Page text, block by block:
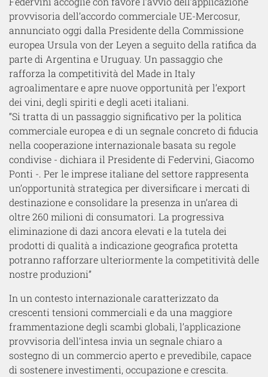
provvisoria dell’accordo commerciale UE-Mercosur,
annunciato oggi dalla Presidente della Commissione
europea Ursula von der Leyen a seguito della ratifica da
parte di Argentina e Uruguay. Un passaggio che
rafforza la competitività del Made in Italy
agroalimentare e apre nuove opportunità per l’export
dei vini, degli spiriti e degli aceti italiani.
“Si tratta di un passaggio significativo per la politica
commerciale europea e di un segnale concreto di fiducia
nella cooperazione internazionale basata su regole
condivise - dichiara il Presidente di Federvini, Giacomo
Ponti -. Per le imprese italiane del settore rappresenta
un’opportunità strategica per diversificare i mercati di
destinazione e consolidare la presenza in un’area di
oltre 260 milioni di consumatori. La progressiva
eliminazione di dazi ancora elevati e la tutela dei
prodotti di qualità a indicazione geografica protetta
potranno rafforzare ulteriormente la competitività delle
nostre produzioni”
In un contesto internazionale caratterizzato da
crescenti tensioni commerciali e da una maggiore
frammentazione degli scambi globali, l’applicazione
provvisoria dell’intesa invia un segnale chiaro a
sostegno di un commercio aperto e prevedibile, capace
di sostenere investimenti, occupazione e crescita.